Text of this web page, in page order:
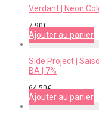
Verdant | Neon
7,90€
Ajouter au panier
Side Project |
BA | 7%
64,50€
Ajouter au panier